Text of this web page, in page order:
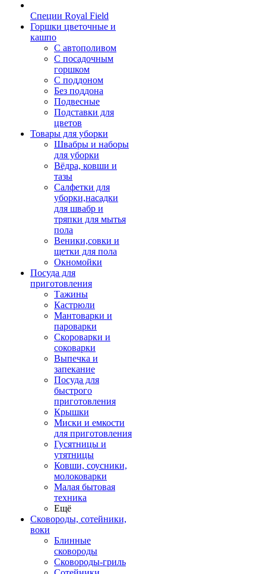
Специи Royal Field
Горшки цветочные и
кашпо
С автополивом
С посадочным
горшком
С поддоном
Без поддона
Подвесные
Подставки для
цветов
Товары для уборки
Швабры и наборы
для уборки
Вёдра, ковши и
тазы
Салфетки для
уборки,насадки
для швабр и
тряпки для мытья
пола
Веники,совки и
щетки для пола
Окномойки
Посуда для
приготовления
Тажины
Кастрюли
Мантоварки и
пароварки
Скороварки и
соковарки
Выпечка и
запекание
Посуда для
быстрого
приготовления
Крышки
Миски и емкости
для приготовления
Гусятницы и
утятницы
Ковши, соусники,
молоковарки
Малая бытовая
техника
Ещё
Сковороды, сотейники,
воки
Блинные
сковороды
Сковороды-гриль